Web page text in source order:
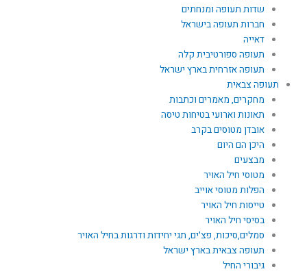
שדות תעופה ומנחתים
חברות תעופה בישראל
דאייה
תעופה ספורטיבית קלה
תעופה אזרחית בארץ ישראל
תעופה צבאית
מחקרים, מאמרים וכתבות
תאונות וארועי בטיחות טיסה
אובדן מטוסים בקרב
היכן הם היום
מבצעים
מטוסי חיל האויר
הפלות מטוסי אוייב
טייסות חיל האויר
בסיסי חיל האויר
סמלים,סיכות, פצ'ים, תגי יחידות ודרגות בחיל האויר
תעופה צבאית בארץ ישראל
גיבורי החיל